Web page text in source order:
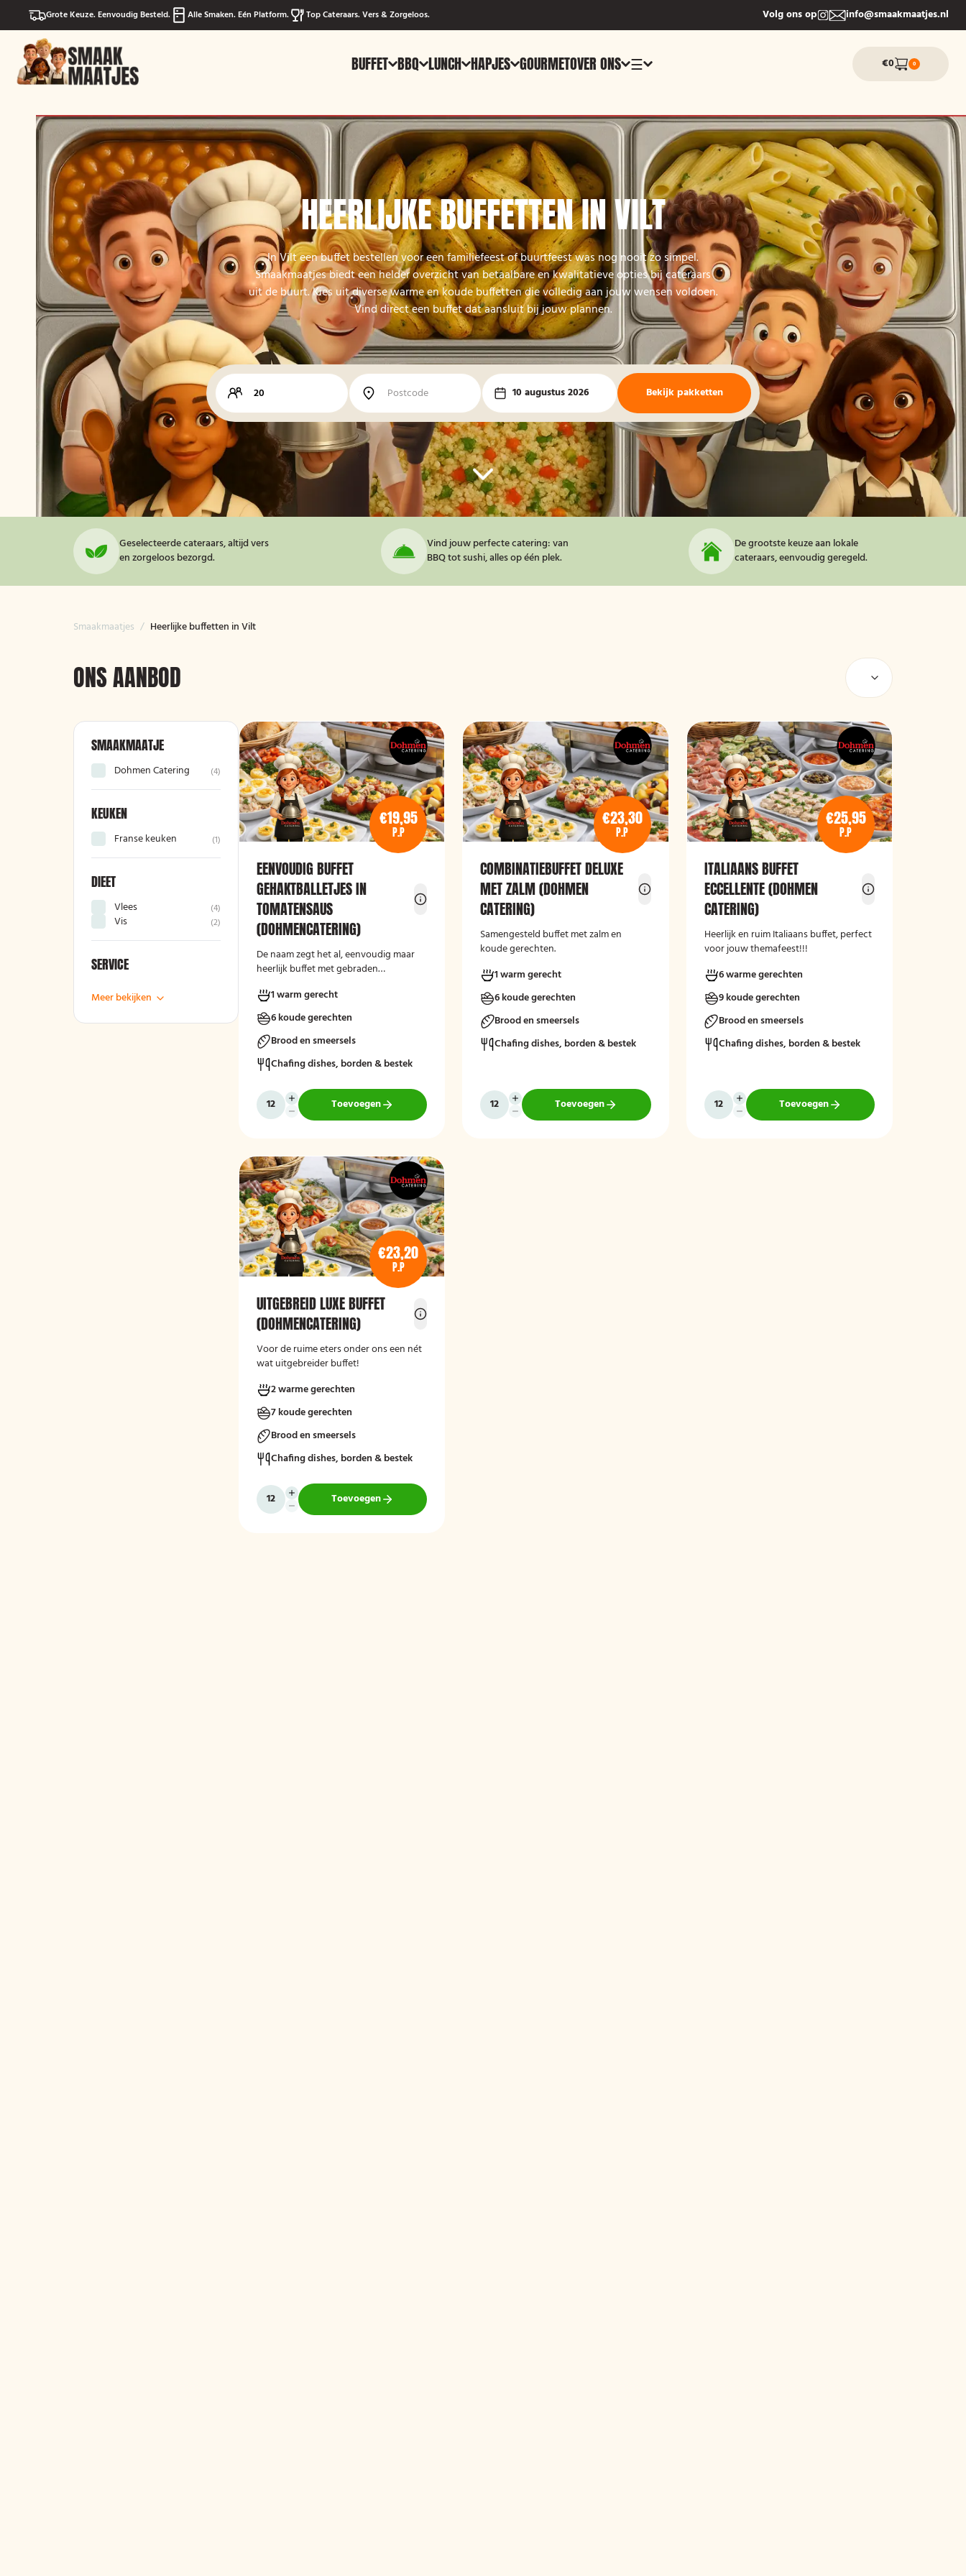
Grote Keuze. Eenvoudig Besteld. Alle Smaken. Eén Platform. Top Cateraars. Vers & Zorgeloos. Volg ons op info@smaakmaatjes.nl
BUFFET BBQ LUNCH HAPJES GOURMETOVER ONS ☰ €0 0
HEERLIJKE BUFFETTEN IN VILT
In Vilt een buffet bestellen voor een familiefeest of buurtfeest was nog nooit zo simpel.
Smaakmaatjes biedt een helder overzicht van betaalbare en kwalitatieve opties bij cateraars
uit de buurt. Kies uit diverse warme en koude buffetten die volledig aan jouw wensen voldoen.
Vind direct een buffet dat aansluit bij jouw plannen.
10 augustus 2026 Bekijk pakketten
Geselecteerde cateraars, altijd vers
en zorgeloos bezorgd.
Vind jouw perfecte catering: van
BBQ tot sushi, alles op één plek.
De grootste keuze aan lokale
cateraars, eenvoudig geregeld.
Smaakmaatjes / Heerlijke buffetten in Vilt
ONS AANBOD
SMAAKMAATJE
Dohmen Catering (4)
KEUKEN
Franse keuken (1)
DIEET
Vlees (4)
Vis (2)
SERVICE
Meer bekijken
€19,95
P.P
EENVOUDIG BUFFET
GEHAKTBALLETJES IN
TOMATENSAUS
(DOHMENCATERING)
De naam zegt het al, eenvoudig maar
heerlijk buffet met gebraden
1 warm gerecht
6 koude gerechten
Brood en smeersels
Chafing dishes, borden & bestek
Toevoegen
€23,30
P.P
COMBINATIEBUFFET DELUXE
MET ZALM (DOHMEN
CATERING)
Samengesteld buffet met zalm en
koude gerechten.
1 warm gerecht
6 koude gerechten
Brood en smeersels
Chafing dishes, borden & bestek
Toevoegen
€25,95
P.P
ITALIAANS BUFFET
ECCELLENTE (DOHMEN
CATERING)
Heerlijk en ruim Italiaans buffet, perfect
voor jouw themafeest!!!
6 warme gerechten
9 koude gerechten
Brood en smeersels
Chafing dishes, borden & bestek
Toevoegen
€23,20
P.P
UITGEBREID LUXE BUFFET
(DOHMENCATERING)
Voor de ruime eters onder ons een nét
wat uitgebreider buffet!
2 warme gerechten
7 koude gerechten
Brood en smeersels
Chafing dishes, borden & bestek
Toevoegen